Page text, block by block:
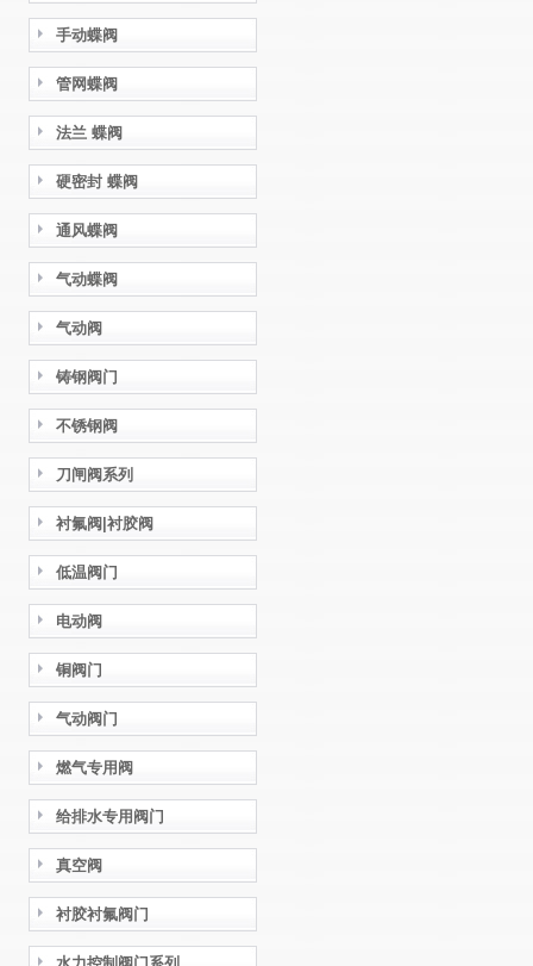
手动蝶阀
管网蝶阀
法兰 蝶阀
硬密封 蝶阀
通风蝶阀
气动蝶阀
气动阀
铸钢阀门
不锈钢阀
刀闸阀系列
衬氟阀|衬胶阀
低温阀门
电动阀
铜阀门
气动阀门
燃气专用阀
给排水专用阀门
真空阀
衬胶衬氟阀门